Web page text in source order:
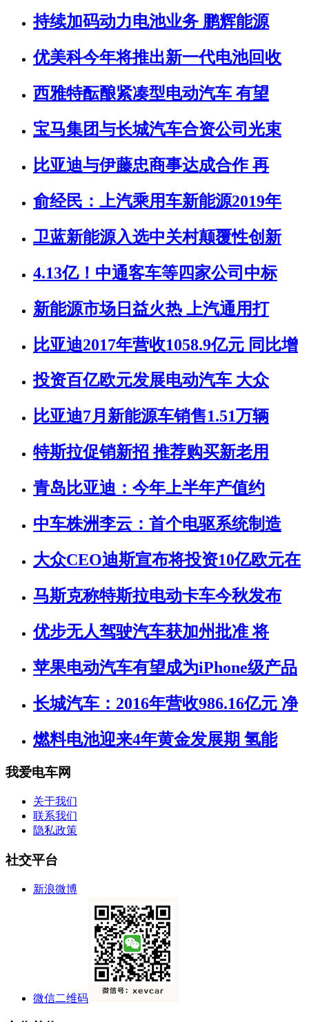
持续加码动力电池业务 鹏辉能源
优美科今年将推出新一代电池回收
西雅特酝酿紧凑型电动汽车 有望
宝马集团与长城汽车合资公司光束
比亚迪与伊藤忠商事达成合作 再
俞经民：上汽乘用车新能源2019年
卫蓝新能源入选中关村颠覆性创新
4.13亿！中通客车等四家公司中标
新能源市场日益火热 上汽通用打
比亚迪2017年营收1058.9亿元 同比增
投资百亿欧元发展电动汽车 大众
比亚迪7月新能源车销售1.51万辆
特斯拉促销新招 推荐购买新老用
青岛比亚迪：今年上半年产值约
中车株洲李云：首个电驱系统制造
大众CEO迪斯宣布将投资10亿欧元在
马斯克称特斯拉电动卡车今秋发布
优步无人驾驶汽车获加州批准 将
苹果电动汽车有望成为iPhone级产品
长城汽车：2016年营收986.16亿元 净
燃料电池迎来4年黄金发展期 氢能
我爱电车网
关于我们
联系我们
隐私政策
社交平台
新浪微博
微信二维码